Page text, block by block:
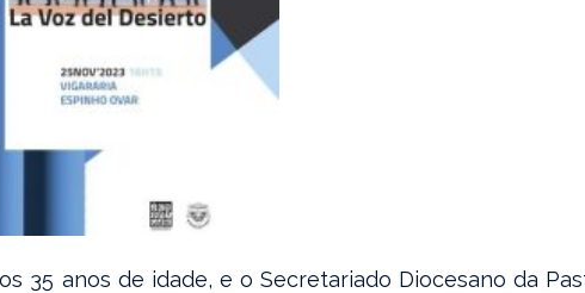
35 anos de idade, e o Secretariado Diocesano da